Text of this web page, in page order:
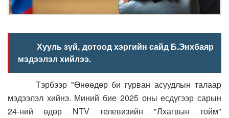
Хууль зүй, дотоод хэргийн сайд Б.Энхбаяр
мэдээлэл хийлээ.
Тэрбээр "Өнөөдөр би гурван асуудлын талаар
мэдээлэл хийнэ. Миний бие 2025 оны есдүгээр сарын
24-ний өдөр NTV телевизийн "Лхагвын тойм"